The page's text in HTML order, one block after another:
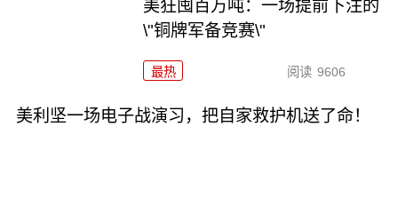
美狂囤百万吨：一场提前下注的
\"铜牌军备竞赛\"
最热 阅读 9606
美利坚一场电子战演习，把自家救护机送了命！